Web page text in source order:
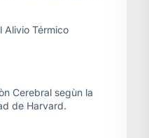
Alivio Térmico
Cerebral segùn la
de Harvard.